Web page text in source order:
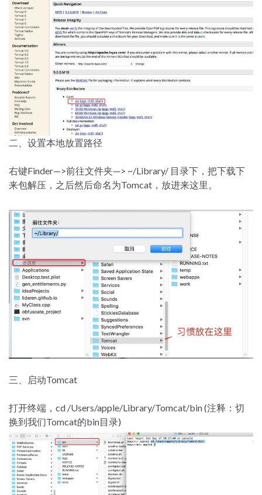
二、设置本地放置路径
右键Finder—>前往文件夹—> ~/Library/ 目录下，把下载下
来包解压，之后然后命名为Tomcat，放进来这里。
三、启动Tomcat
打开终端，cd /Users/apple/Library/Tomcat/bin (注释：切
换到我们Tomcat的bin目录)